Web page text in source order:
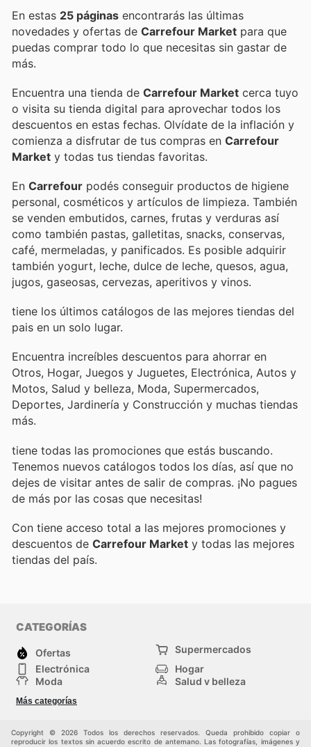
En estas 25 páginas encontrarás las últimas
novedades y ofertas de Carrefour Market para que
puedas comprar todo lo que necesitas sin gastar de
más.
Encuentra una tienda de Carrefour Market cerca tuyo
o visita su tienda digital para aprovechar todos los
descuentos en estas fechas. Olvídate de la inflación y
comienza a disfrutar de tus compras en Carrefour
Market y todas tus tiendas favoritas.
En Carrefour podés conseguir productos de higiene
personal, cosméticos y artículos de limpieza. También
se venden embutidos, carnes, frutas y verduras así
como también pastas, galletitas, snacks, conservas,
café, mermeladas, y panificados. Es posible adquirir
también yogurt, leche, dulce de leche, quesos, agua,
jugos, gaseosas, cervezas, aperitivos y vinos.
tiene los últimos catálogos de las mejores tiendas del
pais en un solo lugar.
Encuentra increíbles descuentos para ahorrar en
Otros, Hogar, Juegos y Juguetes, Electrónica, Autos y
Motos, Salud y belleza, Moda, Supermercados,
Deportes, Jardinería y Construcción y muchas tiendas
más.
tiene todas las promociones que estás buscando.
Tenemos nuevos catálogos todos los días, así que no
dejes de visitar antes de salir de compras. ¡No pagues
de más por las cosas que necesitas!
Con tiene acceso total a las mejores promociones y
descuentos de Carrefour Market y todas las mejores
tiendas del país.
CATEGORÍAS
Ofertas
Supermercados
Electrónica
Hogar
Moda
Salud y belleza
Deportes
Más categorías
Copyright © 2026 Todos los derechos reservados. Queda prohibido copiar o
reproducir los textos sin acuerdo escrito de antemano. Las fotografías, imágenes y